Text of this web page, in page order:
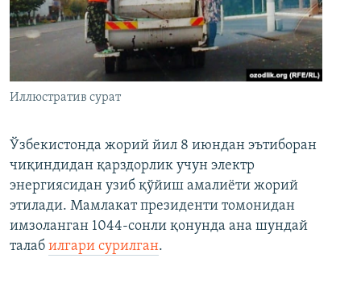
Иллюстратив сурат
Ўзбекистонда жорий йил 8 июндан эътиборан
чиқиндидан қарздорлик учун электр
энергиясидан узиб қўйиш амалиёти жорий
этилади. Мамлакат президенти томонидан
имзоланган 1044-сонли қонунда ана шундай
талаб илгари сурилган.